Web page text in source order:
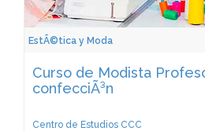
EstÃ©tica y Moda
Curso de Modista
confecciÃ³n
Centro de Estudios CCC